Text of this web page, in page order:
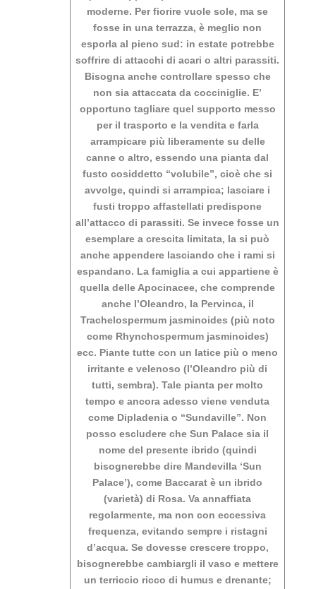
moderne. Per fiorire vuole sole, ma se
fosse in una terrazza, è meglio non
esporla al pieno sud: in estate potrebbe
soffrire di attacchi di acari o altri parassiti.
Bisogna anche controllare spesso che
non sia attaccata da cocciniglie. E’
opportuno tagliare quel supporto messo
per il trasporto e la vendita e farla
arrampicare più liberamente su delle
canne o altro, essendo una pianta dal
fusto cosiddetto “volubile”, cioè che si
avvolge, quindi si arrampica; lasciare i
fusti troppo affastellati predispone
all’attacco di parassiti. Se invece fosse un
esemplare a crescita limitata, la si può
anche appendere lasciando che i rami si
espandano. La famiglia a cui appartiene è
quella delle Apocinacee, che comprende
anche l’Oleandro, la Pervinca, il
Trachelospermum jasminoides (più noto
come Rhynchospermum jasminoides)
ecc. Piante tutte con un latice più o meno
irritante e velenoso (l’Oleandro più di
tutti, sembra). Tale pianta per molto
tempo e ancora adesso viene venduta
come Dipladenia o “Sundaville”. Non
posso escludere che Sun Palace sia il
nome del presente ibrido (quindi
bisognerebbe dire Mandevilla ‘Sun
Palace’), come Baccarat è un ibrido
(varietà) di Rosa. Va annaffiata
regolarmente, ma non con eccessiva
frequenza, evitando sempre i ristagni
d’acqua. Se dovesse crescere troppo,
bisognerebbe cambiargli il vaso e mettere
un terriccio ricco di humus e drenante;